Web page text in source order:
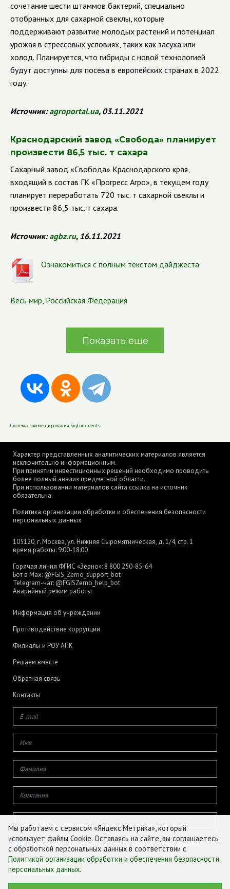
сочетание шести штаммов бактерий, специально
отобранных для сахарной свеклы, которые
поддерживают развитие молодых растений и потенциал
урожая в стрессовых условиях, таких как засуха или
холод. Планируется, что гибриды с новой технологией
будут доступны для посева в европейских странах в 2022
году.
Источник:agroportal.ua, 03.11.2021
Краснодарский завод «Свобода» планирует
произвести 86,5 тыс. т сахара
Сахарный завод «Свобода» Краснодарского края,
входящий в состав ГК «Прогресс Агро», в текущем году
планирует переработать 720 тыс. т сахарной свеклы и
произвести 86,5 тыс. т сахара.
Источник:agbz.ru, 16.11.2021
Ознакомиться с полным текстом дайджеста
Весь мир, Российская Федерация
Показать еще
Система комментирования SigComments
Характер представленных аналитических материалов является
исключительно информационным.
При принятии инвестиционных решений необходимо проводить
более полный анализ предметной области.
При использовании материалов сайта ссылка на источник
обязательна.
Политика организации обработки и обеспечения безопасности
персональных данных
105120, г. Москва, ул. Нижняя Сыромятническая, д. 1/4, стр. 1
время работы: 9:00-18:00
Горячая линия ФГИС «Зерно»: 8 800 250-85-64
Бот в Max: @FGIS_Zerno_support_bot
Telegram-чат: @FGISZerno_help_bot
Аварийный режим работы
Информация об учреждении
Противодействие коррупции
Филиалы и РОУ АПК
Решаем вместе
Обратная связь
Контакты
Даю согласие на обработку своих персональных данных
Мы работаем с сервисом «Яндекс.Метрика», который
использует файлы Cookie. Оставаясь на сайте, вы соглашаетесь
с обработкой персональных данных в соответствии с
Политикой организации обработки и обеспечения безопасности
персональных данных.